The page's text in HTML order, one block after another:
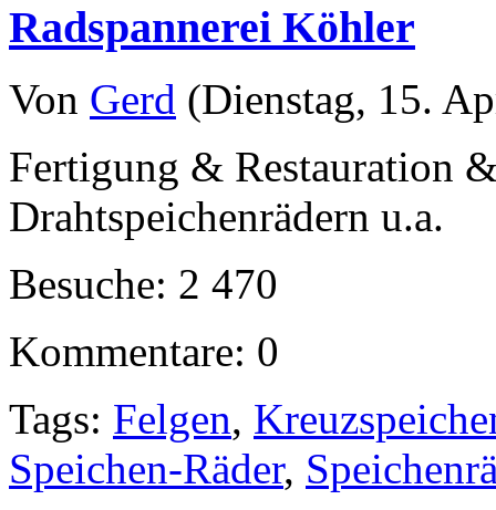
Radspannerei Köhler
Von Gerd (Dienstag, 15.
Fertigung & Restauration
Drahtspeichenrädern u.a.
Besuche: 2 470
Kommentare: 0
Tags: Felgen,
Speichen-Räder,